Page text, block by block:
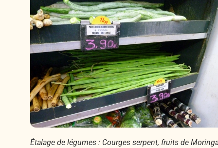
Étalage de légumes : Courges serpent, fruits de